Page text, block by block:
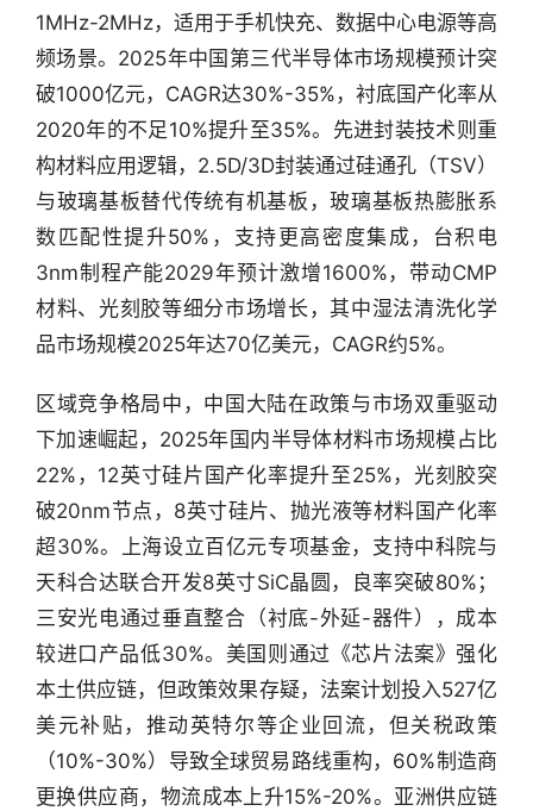
行
业
快
报
资
精
1MHz-2MHz，适用于手机快充、数据中心电源等高
频场景。2025年中国第三代半导体市场规模预计突
破1000亿元，CAGR达30%-35%，衬底国产化率从
2020年的不足10%提升至35%。先进封装技术则重
构材料应用逻辑，2.5D/3D封装通过硅通孔（TSV）
与玻璃基板替代传统有机基板，玻璃基板热膨胀系
数匹配性提升50%，支持更高密度集成，台积电
3nm制程产能2029年预计激增1600%，带动CMP
材料、光刻胶等细分市场增长，其中湿法清洗化学
品市场规模2025年达70亿美元，CAGR约5%。
区域竞争格局中，中国大陆在政策与市场双重驱动
下加速崛起，2025年国内半导体材料市场规模占比
22%，12英寸硅片国产化率提升至25%，光刻胶突
破20nm节点，8英寸硅片、抛光液等材料国产化率
超30%。上海设立百亿元专项基金，支持中科院与
天科合达联合开发8英寸SiC晶圆，良率突破80%；
三安光电通过垂直整合（衬底-外延-器件），成本
较进口产品低30%。美国则通过《芯片法案》强化
本土供应链，但政策效果存疑，法案计划投入527亿
美元补贴，推动英特尔等企业回流，但关税政策
（10%-30%）导致全球贸易路线重构，60%制造商
更换供应商，物流成本上升15%-20%。亚洲供应链